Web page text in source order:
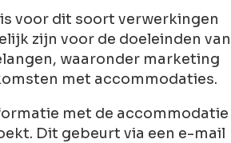
voor dit soort verwerkingen
zijn voor de doeleinden van
waaronder marketing
met accommodaties.
met de accommodatie
Dit gebeurt via een e-mail